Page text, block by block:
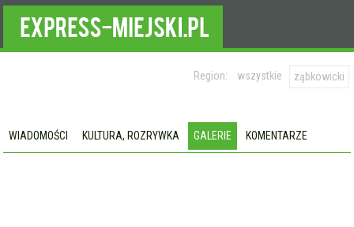
Region: wszystkie ząbkowicki
WIADOMOŚCI KULTURA, ROZRYWKA GALERIE KOMENTARZE